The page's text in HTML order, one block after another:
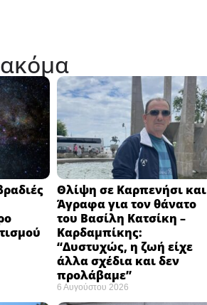
Θλίψη σε Καρπενήσι και
Άγραφα για τον θάνατο
του Βασίλη Κατσίκη –
Καρδαμπίκης:
“Δυστυχώς, η ζωή είχε
άλλα σχέδια και δεν
προλάβαμε”
6 Αυγούστου 2026